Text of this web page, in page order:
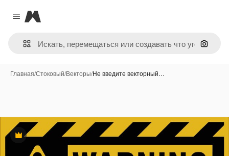
Close menu
Magnific
Поиск
Главная/Стоковый/Векторы/Не введите векторный…
Премиум